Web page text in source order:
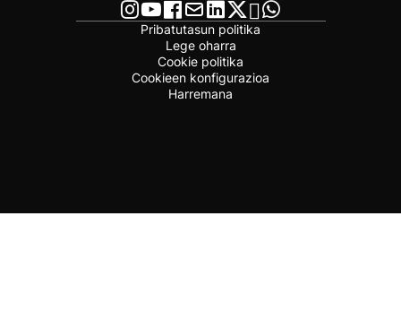
Pribatutasun politika
Lege oharra
Cookie politika
Cookieen konfigurazioa
Harremana